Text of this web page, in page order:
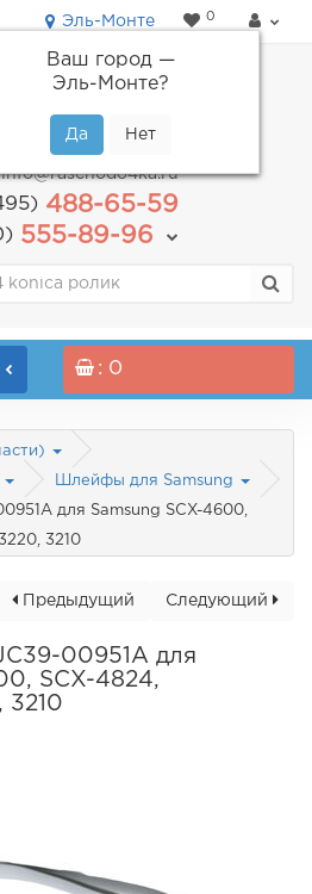
Эль-Монте
Ваш город —
Эль-Монте?
0
пн-пт: с 9.00 до 18.00
info@raschodo4ka.ru
488-65-59
555-89-96
: 0
Шлейфы для Samsung
для Samsung SCX-4600,
3210
Следующий
Предыдущий
00951A для
SCX-4824,
3210